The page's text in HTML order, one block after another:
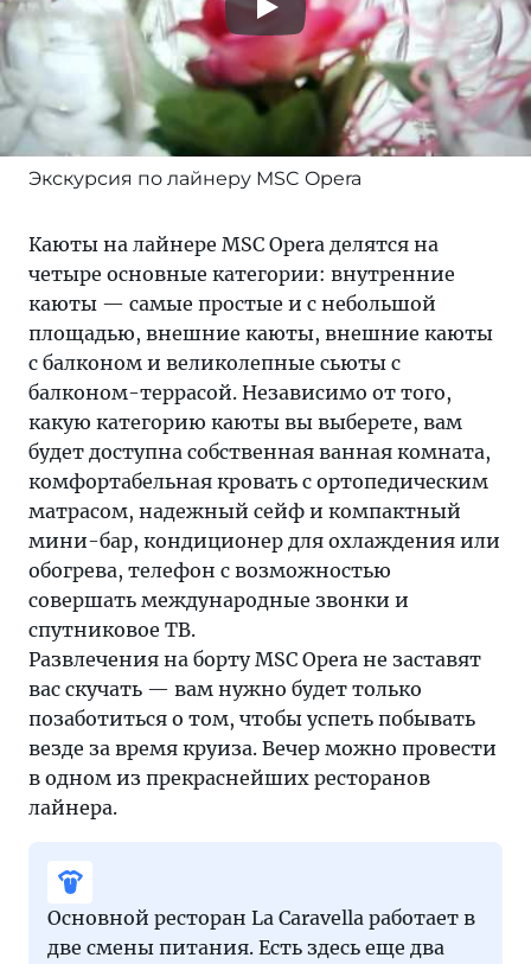
Экскурсия по лайнеру MSC Opera
Каюты на лайнере MSC Opera делятся на
четыре основные категории: внутренние
каюты — самые простые и с небольшой
площадью, внешние каюты, внешние каюты
с балконом и великолепные сьюты с
балконом-террасой. Независимо от того,
какую категорию каюты вы выберете, вам
будет доступна собственная ванная комната,
комфортабельная кровать с ортопедическим
матрасом, надежный сейф и компактный
мини-бар, кондиционер для охлаждения или
обогрева, телефон с возможностью
совершать международные звонки и
спутниковое ТВ.
Развлечения на борту MSC Opera не заставят
вас скучать — вам нужно будет только
позаботиться о том, чтобы успеть побывать
везде за время круиза. Вечер можно провести
в одном из прекраснейших ресторанов
лайнера.
Основной ресторан La Caravella работает в
две смены питания. Есть здесь еще два